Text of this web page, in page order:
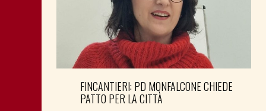
FINCANTIERI: PD MONFALCONE CHIEDE
PATTO PER LA CITTÀ